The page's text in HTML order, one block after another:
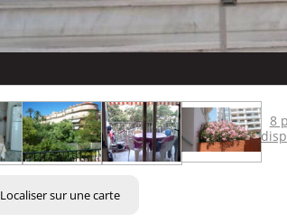
8
Localiser sur une carte